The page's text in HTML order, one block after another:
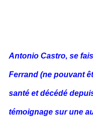
Antonio Castro, se
Ferrand (ne pouvant
santé et décédé
témoignage sur une